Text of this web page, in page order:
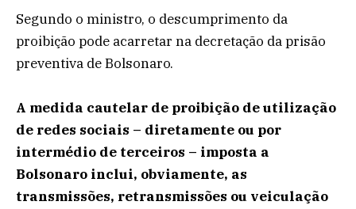
Segundo o ministro, o descumprimento da
proibição pode acarretar na decretação da prisão
preventiva de Bolsonaro.
A medida cautelar de proibição de utilização
de redes sociais – diretamente ou por
intermédio de terceiros – imposta a
Bolsonaro inclui, obviamente, as
transmissões, retransmissões ou veiculação